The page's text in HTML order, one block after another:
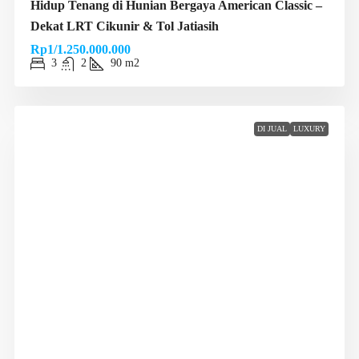
Hidup Tenang di Hunian Bergaya American Classic –
Dekat LRT Cikunir & Tol Jatiasih
Rp1/1.250.000.000
3 2 90 m2
DI JUAL LUXURY